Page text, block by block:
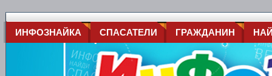
ИНФОЗНАЙКА СПАСАТЕЛИ ГРАЖДАНИН